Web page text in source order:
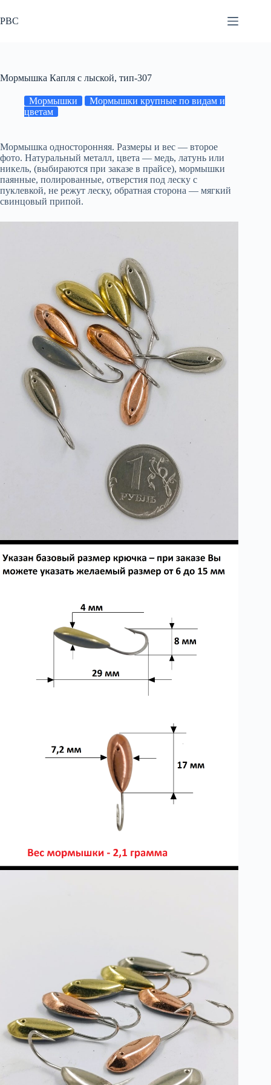
к
сути
РВС
Мормышка Капля с лыской, тип-307
Мормышки
Мормышки крупные по видам и
цветам
Мормышка односторонняя. Размеры и вес — второе
фото. Натуральный металл, цвета — медь, латунь или
никель, (выбираются при заказе в прайсе), мормышки
паянные, полированные, отверстия под леску с
пуклевкой, не режут леску, обратная сторона — мягкий
свинцовый припой.